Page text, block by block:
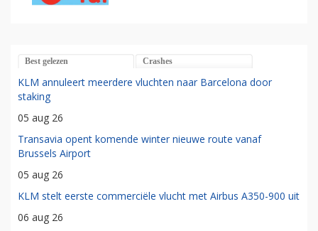
Best gelezen Crashes
KLM annuleert meerdere vluchten naar Barcelona door
staking
05 aug 26
Transavia opent komende winter nieuwe route vanaf
Brussels Airport
05 aug 26
KLM stelt eerste commerciële vlucht met Airbus A350-900 uit
06 aug 26